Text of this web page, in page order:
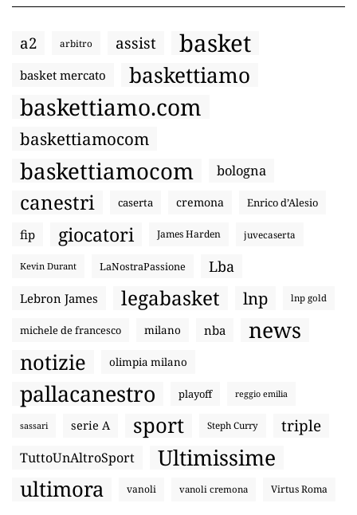
a2 arbitro assist basket
basket mercato baskettiamo
baskettiamo.com
baskettiamocom
baskettiamocom bologna
canestri caserta cremona Enrico d’Alesio
fip giocatori James Harden juvecaserta
Kevin Durant LaNostraPassione Lba
Lebron James legabasket lnp lnp gold
michele de francesco milano nba news
notizie olimpia milano
pallacanestro playoff reggio emilia
sassari serie A sport Steph Curry triple
TuttoUnAltroSport Ultimissime
ultimora vanoli vanoli cremona Virtus Roma